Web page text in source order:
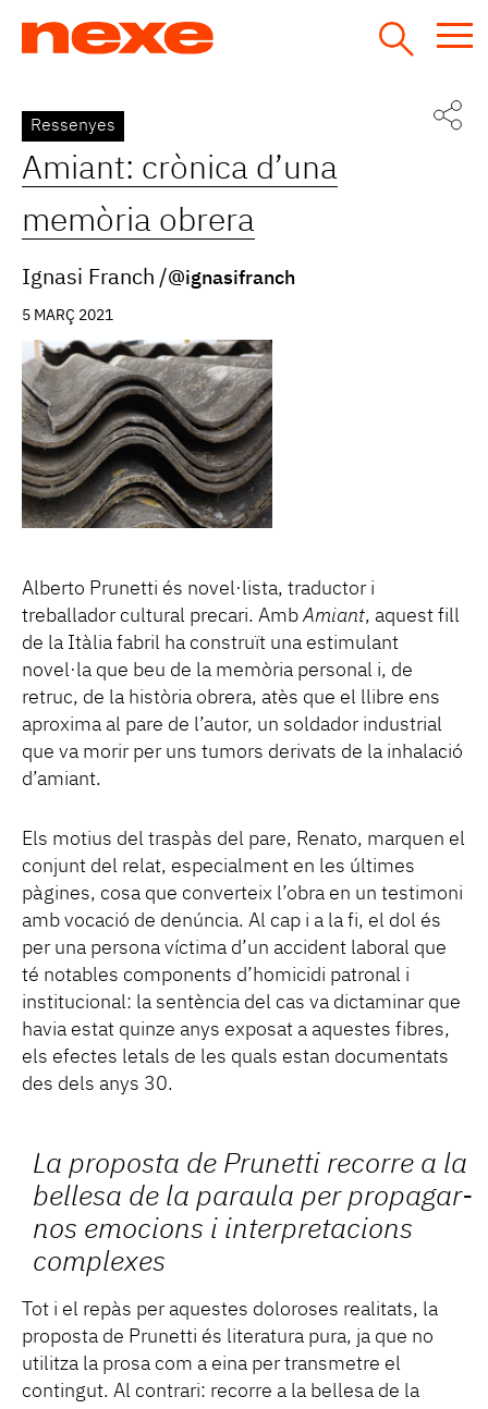
Back
to
top
Ressenyes
Amiant: crònica d’una
memòria obrera
Ignasi Franch @ignasifranch
5 MARÇ 2021
Alberto Prunetti és novel·lista, traductor i
treballador cultural precari. Amb Amiant, aquest fill
de la Itàlia fabril ha construït una estimulant
novel·la que beu de la memòria personal i, de
retruc, de la història obrera, atès que el llibre ens
aproxima al pare de l’autor, un soldador industrial
que va morir per uns tumors derivats de la inhalació
d’amiant.
Els motius del traspàs del pare, Renato, marquen el
conjunt del relat, especialment en les últimes
pàgines, cosa que converteix l’obra en un testimoni
amb vocació de denúncia. Al cap i a la fi, el dol és
per una persona víctima d’un accident laboral que
té notables components d’homicidi patronal i
institucional: la sentència del cas va dictaminar que
havia estat quinze anys exposat a aquestes fibres,
els efectes letals de les quals estan documentats
des dels anys 30.
La proposta de Prunetti recorre a la
bellesa de la paraula per propagar-
nos emocions i interpretacions
complexes
Tot i el repàs per aquestes doloroses realitats, la
proposta de Prunetti és literatura pura, ja que no
utilitza la prosa com a eina per transmetre el
contingut. Al contrari: recorre a la bellesa de la